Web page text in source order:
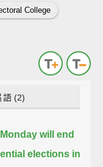
College
語 (2)
will end
elections in